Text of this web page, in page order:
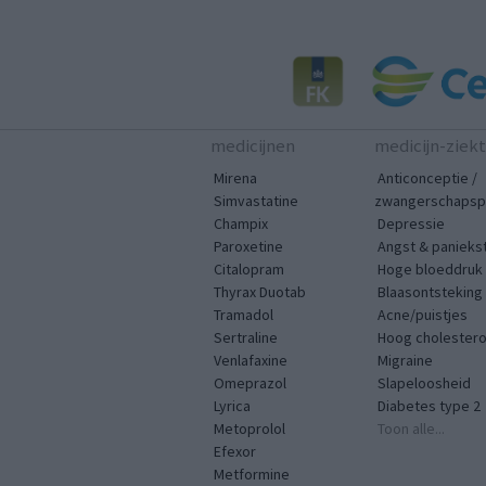
medicijnen
Mirena
Simvastatine
Champix
Paroxetine
Citalopram
Thyrax Duotab
Tramadol
Sertraline
Venlafaxine
Omeprazol
Lyrica
Metoprolol
Efexor
Metformine
medicijn-
Anticonceptie /
Depressie
Angst &
Hoge bloeddruk
Blaasontsteking
Acne/puistjes
Hoog
Migraine
Slapeloosheid
Diabetes type 2
Toon alle...